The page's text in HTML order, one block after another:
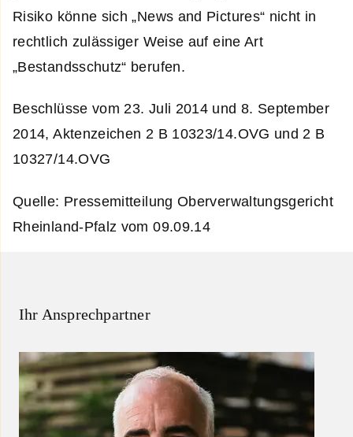
Risiko könne sich „News and Pictures“ nicht in
rechtlich zulässiger Weise auf eine Art
„Bestandsschutz“ berufen.
Beschlüsse vom 23. Juli 2014 und 8. September
2014, Aktenzeichen 2 B 10323/14.OVG und 2 B
10327/14.OVG
Quelle: Pressemitteilung Oberverwaltungsgericht
Rheinland-Pfalz vom 09.09.14
Ihr Ansprechpartner